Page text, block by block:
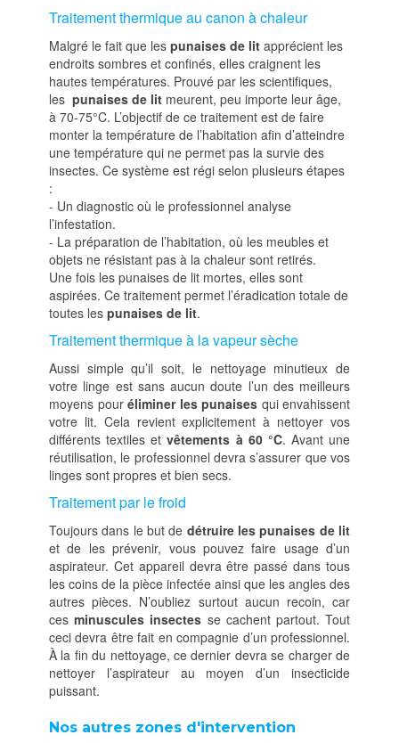
Traitement thermique au canon à chaleur
Malgré le fait que les punaises de lit apprécient les
endroits sombres et confinés, elles craignent les
hautes températures. Prouvé par les scientifiques,
les punaises de lit meurent, peu importe leur âge,
à 70-75°C. L’objectif de ce traitement est de faire
monter la température de l’habitation afin d’atteindre
une température qui ne permet pas la survie des
insectes. Ce système est régi selon plusieurs étapes
:
- Un diagnostic où le professionnel analyse
l’infestation.
- La préparation de l’habitation, où les meubles et
objets ne résistant pas à la chaleur sont retirés.
Une fois les punaises de lit mortes, elles sont
aspirées. Ce traitement permet l’éradication totale de
toutes les punaises de lit.
Traitement thermique à la vapeur sèche
Aussi simple qu’il soit, le nettoyage minutieux de
votre linge est sans aucun doute l’un des meilleurs
moyens pour éliminer les punaises qui envahissent
votre lit. Cela revient explicitement à nettoyer vos
différents textiles etvêtements à 60 °C. Avant une
réutilisation, le professionnel devra s’assurer que vos
linges sont propres et bien secs.
Traitement par le froid
Toujours dans le but de détruire les punaises de lit
et de les prévenir, vous pouvez faire usage d’un
aspirateur. Cet appareil devra être passé dans tous
les coins de la pièce infectée ainsi que les angles des
autres pièces. N’oubliez surtout aucun recoin, car
cesminuscules insectes se cachent partout. Tout
ceci devra être fait en compagnie d’un professionnel.
À la fin du nettoyage, ce dernier devra se charger de
nettoyer l’aspirateur au moyen d’un insecticide
puissant.
Nos autres zones d'intervention